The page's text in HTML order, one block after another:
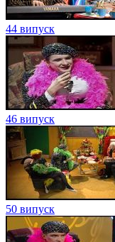
44 випуск
46 випуск
50 випуск